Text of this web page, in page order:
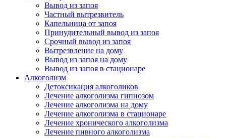
Вывод из запоя
Частный вытрезвитель
Капельница от запоя
Принудительный вывод из запоя
Срочный вывод из запоя
Вытрезвление на дому
Вывод из запоя на дому
Вывод из запоя в стационаре
Алкоголизм
Детоксикация алкоголиков
Лечение алкоголизма гипнозом
Лечение алкоголизма на дому
Лечение алкоголизма в стационаре
Лечение хронического алкоголизма
Лечение пивного алкоголизма